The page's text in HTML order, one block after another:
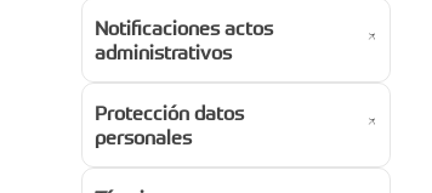
Notificaciones actos
administrativos
Protección datos
personales